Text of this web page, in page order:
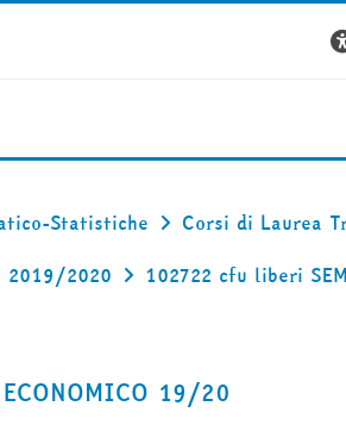
Statistiche Corsi di Laurea
2019/2020 102722 cfu liberi
19/20